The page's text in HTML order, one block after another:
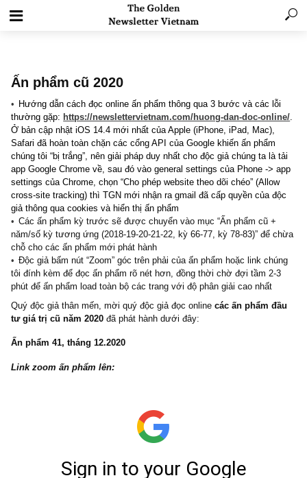
Ấn phẩm cũ 2020
Hướng dẫn cách đọc online ấn phẩm thông qua 3 bước và các
thường gặp:https://newslettervietnam.com/huong-dan-doc-
Ở bản cập nhật iOS 14.4 mới nhất của Apple (iPhone, iPad, Mac),
Safari đã hoàn toàn chặn các cổng API của Google khiến ấn phẩm
chúng tôi “bị trắng”, nên giải pháp duy nhất cho độc giả chúng ta
app Google Chrome về, sau đó vào general settings của Phone ->
settings của Chrome, chọn “Cho phép website theo dõi chéo”
cross-site tracking) thì TGN mới nhận ra gmail đã cấp quyền của
giả thông qua cookies và hiển thị ấn phẩm
Các ấn phẩm kỳ trước sẽ được chuyển vào mục “Ấn phẩm cũ +
năm/số kỳ tương ứng (2018-19-20-21-22, kỳ 66-77, kỳ 78-83)” để
chỗ cho các ấn phẩm mới phát hành
Độc giả bấm nút “Zoom” góc trên phải của ấn phẩm hoặc link
tôi đính kèm để đọc ấn phẩm rõ nét hơn, đồng thời chờ đợi tầm
phút để ấn phẩm load toàn bộ các trang với độ phân giải cao nhất
Quý độc giả thân mến, mời quý độc giả đọc online